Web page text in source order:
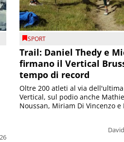
SPORT
Trail: Daniel Thedy e
firmano il Vertical
tempo di record
Oltre 200 atleti al via
Vertical, sul podio anche
Noussan, Miriam Di Vincenzo